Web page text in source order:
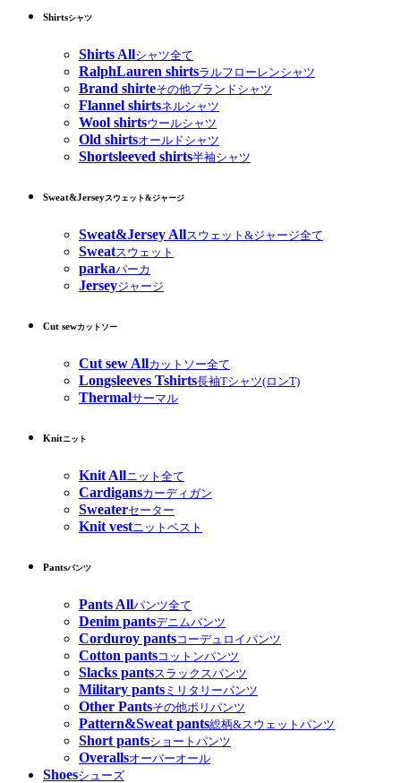
Shirtsシャツ
Shirts Allシャツ全て
RalphLauren shirtsラルフローレンシャツ
Brand shirteその他ブランドシャツ
Flannel shirtsネルシャツ
Wool shirtsウールシャツ
Old shirtsオールドシャツ
Shortsleeved shirts半袖シャツ
Sweat&Jerseyスウェット&ジャージ
Sweat&Jersey Allスウェット&ジャージ全て
Sweatスウェット
parkaパーカ
Jerseyジャージ
Cut sewカットソー
Cut sew Allカットソー全て
Longsleeves Tshirts長袖Tシャツ(ロンT)
Thermalサーマル
Knitニット
Knit Allニット全て
Cardigansカーディガン
Sweaterセーター
Knit vestニットベスト
Pantsパンツ
Pants Allパンツ全て
Denim pantsデニムパンツ
Corduroy pantsコーデュロイパンツ
Cotton pantsコットンパンツ
Slacks pantsスラックスパンツ
Military pants ミリタリーパンツ
Other Pantsその他ポリパンツ
Pattern&Sweat pants総柄&スウェットパンツ
Short pantsショートパンツ
Overallsオーバーオール
Shoesシューズ